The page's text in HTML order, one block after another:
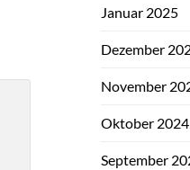
Januar 2025
Dezember
November
Oktober 2024
September